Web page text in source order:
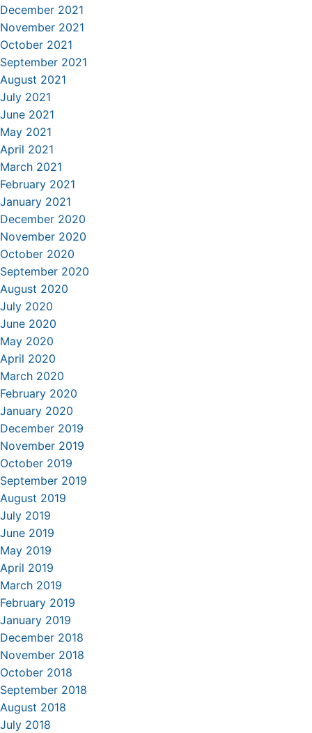
December 2021
November 2021
October 2021
September 2021
August 2021
July 2021
June 2021
May 2021
April 2021
March 2021
February 2021
January 2021
December 2020
November 2020
October 2020
September 2020
August 2020
July 2020
June 2020
May 2020
April 2020
March 2020
February 2020
January 2020
December 2019
November 2019
October 2019
September 2019
August 2019
July 2019
June 2019
May 2019
April 2019
March 2019
February 2019
January 2019
December 2018
November 2018
October 2018
September 2018
August 2018
July 2018